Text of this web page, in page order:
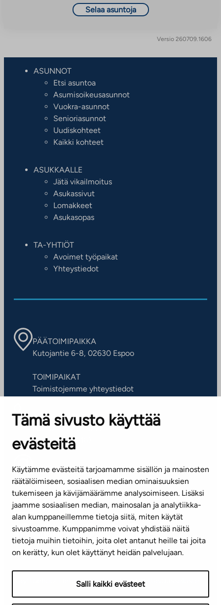
Tämä sivusto käyttää
evästeitä
Käytämme evästeitä tarjoamamme sisällön ja mainosten
räätälöimiseen, sosiaalisen median ominaisuuksien
tukemiseen ja kävijämäärämme analysoimiseen. Lisäksi
jaamme sosiaalisen median, mainosalan ja analytiikka-
alan kumppaneillemme tietoja siitä, miten käytät
sivustoamme. Kumppanimme voivat yhdistää näitä
tietoja muihin tietoihin, joita olet antanut heille tai joita
on kerätty, kun olet käyttänyt heidän palvelujaan.
Salli kaikki evästeet
Selaa asuntoja
Versio 260709.1606
ASUNNOT
Etsi asuntoa
Asumisoikeusasunnot
Vuokra-asunnot
Senioriasunnot
Uudiskohteet
Kaikki kohteet
ASUKKAALLE
Jätä vikailmoitus
Asukassivut
Lomakkeet
Asukasopas
TA-YHTIÖT
Avoimet työpaikat
Yhteystiedot
PÄÄTOIMIPAIKKA
Kutojantie 6-8, 02630 Espoo
TOIMIPAIKAT
Toimistojemme yhteystiedot
ASIAKASPALVELUKESKUS
Puh. 045 7734 3777
(arkisin klo 8-16)
info@ta.fi
Tilaa uutiskirje
Mediapankki
TietosuojaselosteSaavutettavuusseloste